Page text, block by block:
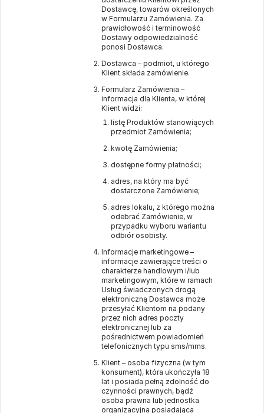
Dostawcę, towarów określonych
w Formularzu Zamówienia. Za
prawidłowość i terminowość
Dostawy odpowiedzialność
ponosi Dostawca.
Dostawca – podmiot, u którego
Klient składa zamówienie.
Formularz Zamówienia –
informacja dla Klienta, w której
Klient widzi:
listę Produktów stanowiących
przedmiot Zamówienia;
kwotę Zamówienia;
dostępne formy płatności;
adres, na który ma być
dostarczone Zamówienie;
adres lokalu, z którego można
odebrać Zamówienie, w
przypadku wyboru wariantu
odbiór osobisty.
Informacje marketingowe –
informacje zawierające treści o
charakterze handlowym i/lub
marketingowym, które w ramach
Usług świadczonych drogą
elektroniczną Dostawca może
przesyłać Klientom na podany
przez nich adres poczty
elektronicznej lub za
pośrednictwem powiadomień
telefonicznych typu sms/mms.
Klient – osoba fizyczna (w tym
konsument), która ukończyła 18
lat i posiada pełną zdolność do
czynności prawnych, bądź
osoba prawna lub jednostka
organizacyjna posiadająca